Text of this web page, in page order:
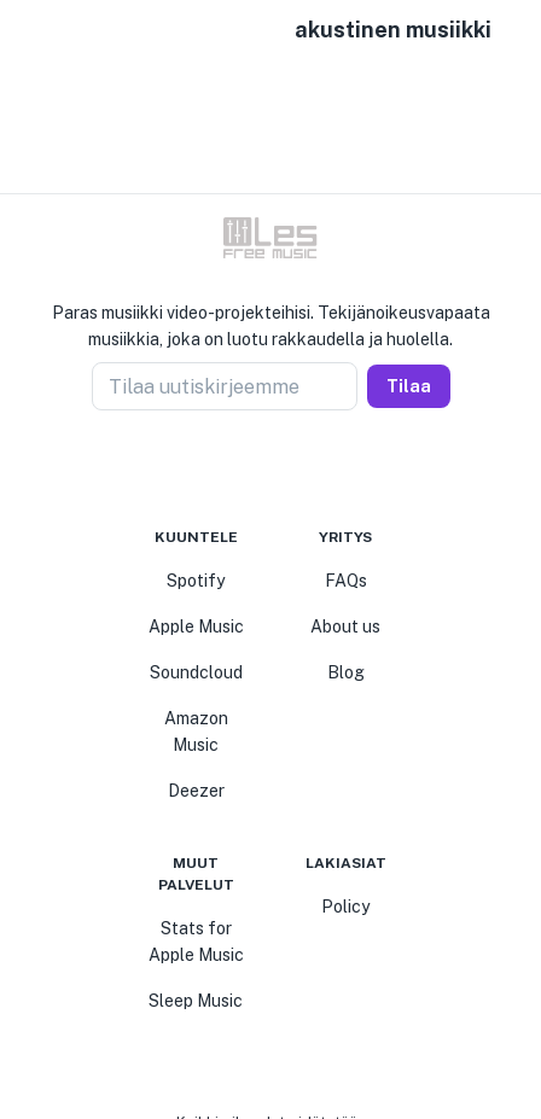
akustinen musiikki
Paras musiikki video-projekteihisi. Tekijänoikeusvapaata
musiikkia, joka on luotu rakkaudella ja huolella.
Tilaa uutiskirjeemme Tilaa
KUUNTELE
Spotify
Apple Music
Soundcloud
Amazon
Music
Deezer
YRITYS
FAQs
About us
Blog
MUUT
PALVELUT
Stats for
Apple Music
Sleep Music
LAKIASIAT
Policy